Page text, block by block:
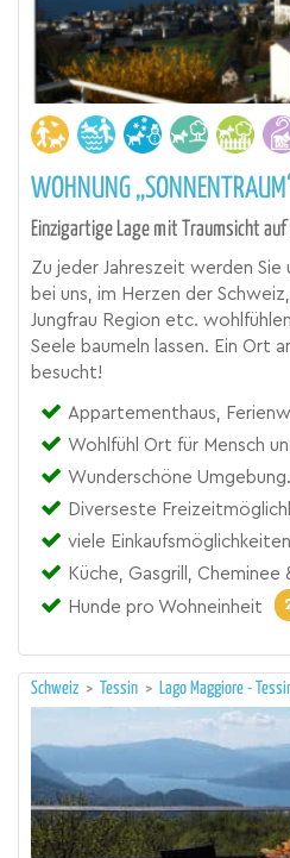
WOHNUNG
Einzigartige Lage mit Traumsicht auf
Zu jeder Jahreszeit werden Sie
bei uns, im Herzen der
Jungfrau Region etc.
Seele baumeln lassen. Ein Ort
besucht!
Appartementhaus,
Wohlfühl Ort für Mensch
Wunderschöne Umgebung.
Diverseste
viele
Küche, Gasgrill, Cheminee
Hunde pro Wohneinheit
Schweiz > Tessin > Lago Maggiore -